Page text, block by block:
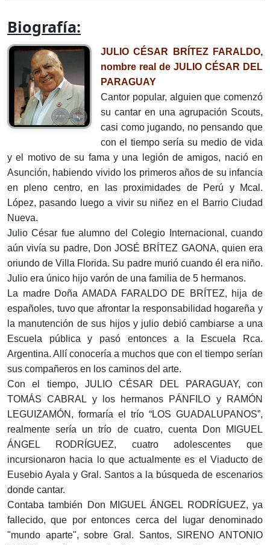
Biografía:
JULIO CÉSAR BRÍTEZ FARALDO,
nombre real de JULIO CÉSAR DEL
PARAGUAY
Cantor popular, alguien que comenzó
su cantar en una agrupación Scouts,
casi como jugando, no pensando que
con el tiempo sería su medio de vida
y el motivo de su fama y una legión de amigos, nació en
Asunción, habiendo vivido los primeros años de su infancia
en pleno centro, en las proximidades de Perú y Mcal.
López, pasando luego a vivir su niñez en el Barrio Ciudad
Nueva.
Julio César fue alumno del Colegio Internacional, cuando
aún vivía su padre, Don JOSÉ BRÍTEZ GAONA, quien era
oriundo de Villa Florida. Su padre murió cuando él era niño.
Julio era único hijo varón de una familia de 5 hermanos.
La madre Doña AMADA FARALDO DE BRÍTEZ, hija de
españoles, tuvo que afrontar la responsabilidad hogareña y
la manutención de sus hijos y julio debió cambiarse a una
Escuela pública y pasó entonces a la Escuela Rca.
Argentina. Allí conocería a muchos que con el tiempo serían
sus compañeros en los caminos del arte.
Con el tiempo, JULIO CÉSAR DEL PARAGUAY, con
TOMÁS CABRAL y los hermanos PÁNFILO y RAMÓN
LEGUIZAMÓN, formaría el trío “LOS GUADALUPANOS”,
realmente sería un trío de cuatro, cuenta Don MIGUEL
ÁNGEL RODRÍGUEZ, cuatro adolescentes que
incursionaron hacia lo que actualmente es el Viaducto de
Eusebio Ayala y Gral. Santos a la búsqueda de escenarios
donde cantar.
Contaba también Don MIGUEL ÁNGEL RODRÍGUEZ, ya
fallecido, que por entonces cerca del lugar denominado
"mundo aparte", sobre Gral. Santos, SIRENO ANTONIO